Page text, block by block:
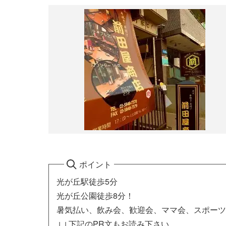
ポイント
光が丘駅徒歩5分
光が丘公園徒歩8分！
暑気払い、飲み会、歓迎会、ママ会、スポー